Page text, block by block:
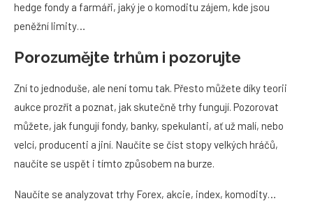
hedge fondy a farmáři, jaký je o komoditu zájem, kde jsou
peněžní limity…
Porozumějte trhům i pozorujte
Zní to jednoduše, ale není tomu tak. Přesto můžete díky teorii
aukce prozřít a poznat, jak skutečně trhy fungují. Pozorovat
můžete, jak fungují fondy, banky, spekulanti, ať už malí, nebo
velcí, producenti a jiní. Naučíte se číst stopy velkých hráčů,
naučíte se uspět i tímto způsobem na burze.
Naučíte se analyzovat trhy Forex, akcie, index, komodity…